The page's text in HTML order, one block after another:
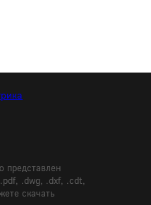
представлен
.dwg, .dxf, .cdt,
скачать